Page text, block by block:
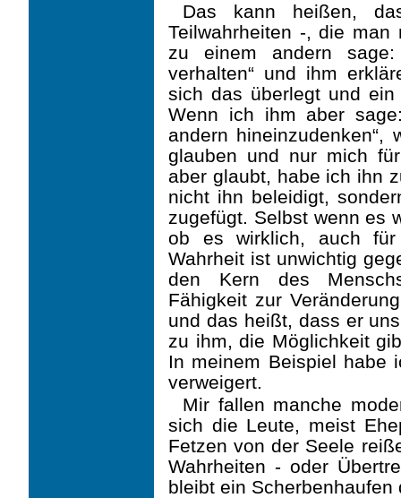
Das kann heißen,
Teilwahrheiten -, die
zu einem andern
verhalten“ und ihm
sich das überlegt und
Wenn ich ihm aber
andern
glauben und nur mich
aber glaubt, habe ich ihn
nicht ihn beleidigt,
zugefügt. Selbst wenn es
ob es wirklich, auch
Wahrheit ist unwichtig
den Kern des
Fähigkeit zur
und das heißt, dass er
zu ihm, die Möglichkeit
In meinem Beispiel habe
verweigert.
Mir fallen manche
sich die Leute, meist
Fetzen von der Seele
Wahr­heiten - oder
bleibt ein Scherbenhaufen